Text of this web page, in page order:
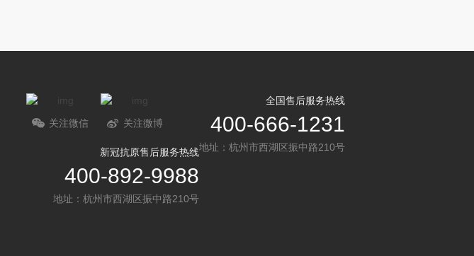
关注微信 关注微博
全国售后服务热线
400-666-1231
地址：杭州市西湖区振中路210号
新冠抗原售后服务热线
400-892-9988
地址：杭州市西湖区振中路210号